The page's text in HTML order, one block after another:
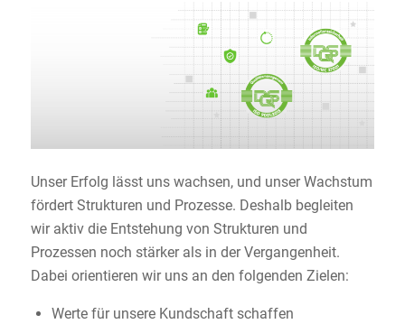
Unser Erfolg lässt uns wachsen, und unser Wachstum
fördert Strukturen und Prozesse. Deshalb begleiten
wir aktiv die Entstehung von Strukturen und
Prozessen noch stärker als in der Vergangenheit.
Dabei orientieren wir uns an den folgenden Zielen:
Werte für unsere Kundschaft schaffen